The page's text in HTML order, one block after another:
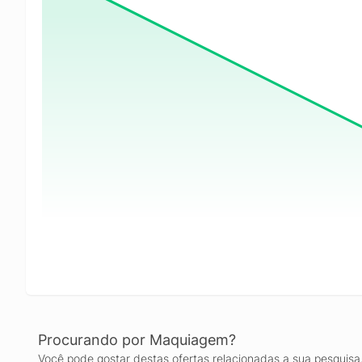
Procurando por Maquiagem?
Você pode gostar destas ofertas relacionadas a sua